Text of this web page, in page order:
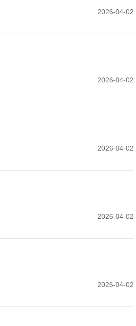
2026-04-02
2026-04-02
2026-04-02
2026-04-02
2026-04-02